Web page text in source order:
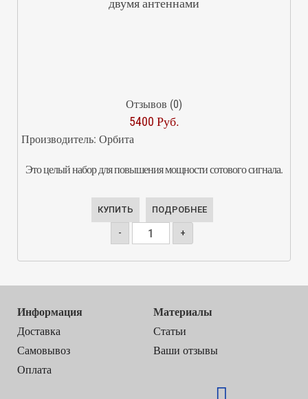
двумя антеннами
Отзывов (0)
5400 Руб.
Производитель: Орбита
Это целый набор для повышения мощности сотового сигнала.
КУПИТЬ ПОДРОБНЕЕ
- +
Информация
Доставка
Самовывоз
Оплата
Материалы
Статьи
Ваши отзывы